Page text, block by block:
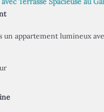
un appartement lumineux